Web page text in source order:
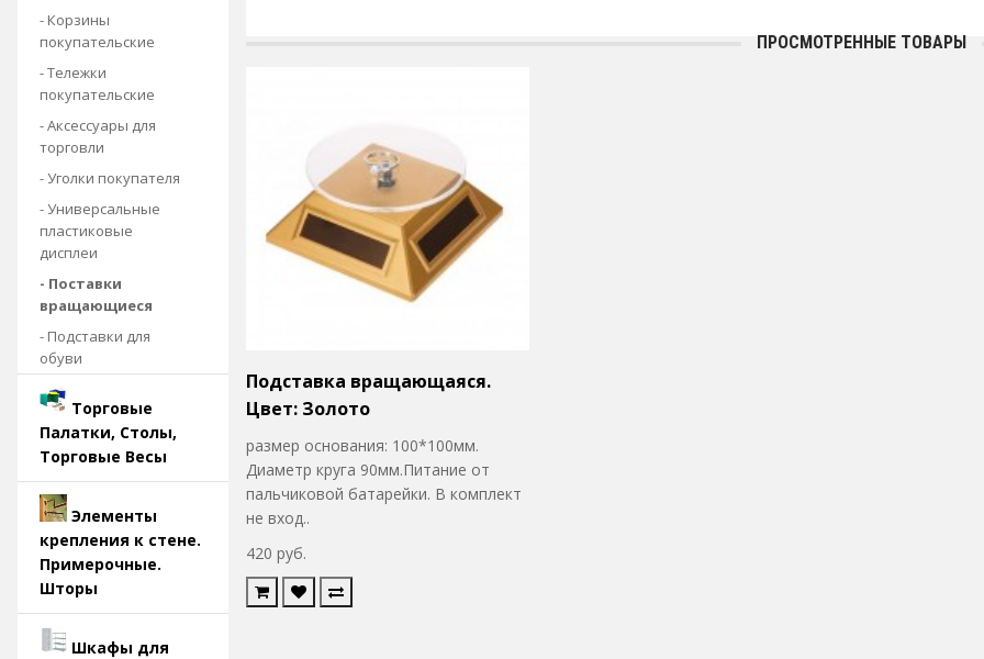
- Корзины
покупательские
- Тележки
покупательские
- Аксессуары для
торговли
- Уголки покупателя
- Универсальные
пластиковые
дисплеи
- Поставки
вращающиеся
- Подставки для
обуви
Торговые
Палатки, Столы,
Торговые Весы
Элементы
крепления к стене.
Примерочные.
Шторы
Шкафы для
ПРОСМОТРЕННЫЕ ТОВАРЫ
Подставка вращающаяся.
Цвет: Золото
размер основания: 100*100мм.
Диаметр круга 90мм.Питание от
пальчиковой батарейки. В комплект
не вход..
420 руб.